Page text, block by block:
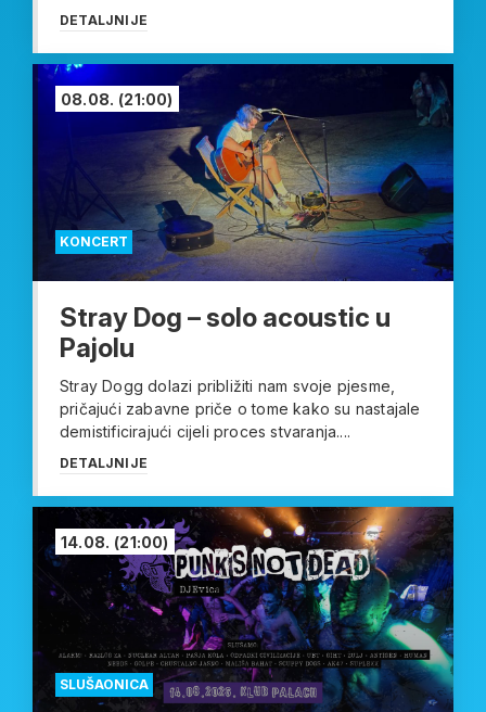
DETALJNIJE
KONCERT
08.08. (21:00)
Stray Dog – solo acoustic u
Pajolu
Stray Dogg dolazi približiti nam svoje pjesme,
pričajući zabavne priče o tome kako su nastajale
demistificirajući cijeli proces stvaranja....
DETALJNIJE
SLUŠAONICA
14.08. (21:00)